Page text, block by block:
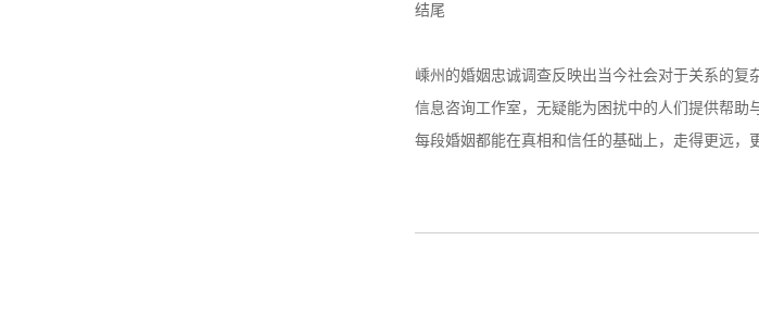
结尾
嵊州的婚姻忠诚调查反映出当今社会对于关系的
信息咨询工作室，无疑能为困扰中的人们提供帮
每段婚姻都能在真相和信任的基础上，走得更远，